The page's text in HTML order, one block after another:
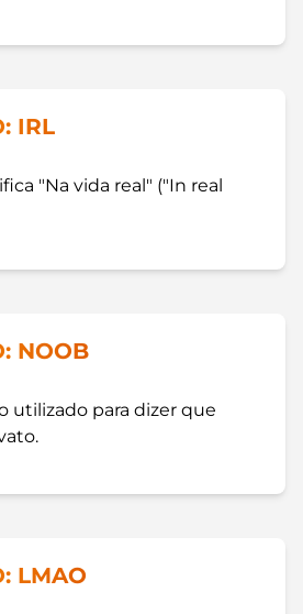
IRL
"Na vida real" ("In real
NOOB
utilizado para dizer que
LMAO